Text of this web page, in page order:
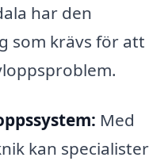
har den
som krävs för att
Med
kan specialister